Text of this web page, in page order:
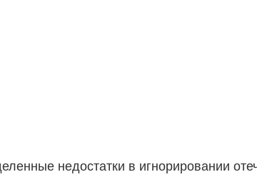
недостатки в игнорировании